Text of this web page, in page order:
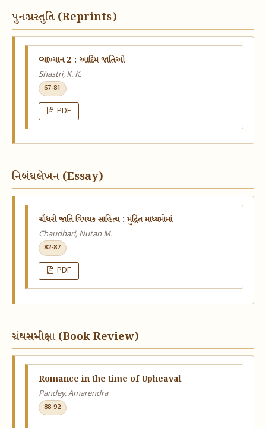
પુનઃપ્રસ્તુતિ (Reprints)
વ્યાખ્યાન 2 : આદિમ જાતિઓ
Shastri, K. K.
67-81
PDF
નિબંધલેખન (Essay)
ચૌધરી જાતિ વિષયક સાહિત્ય : મુદ્રિત માધ્યમોમાં
Chaudhari, Nutan M.
82-87
PDF
ગ્રંથસમીક્ષા (Book Review)
Romance in the time of Upheaval
Pandey, Amarendra
88-92